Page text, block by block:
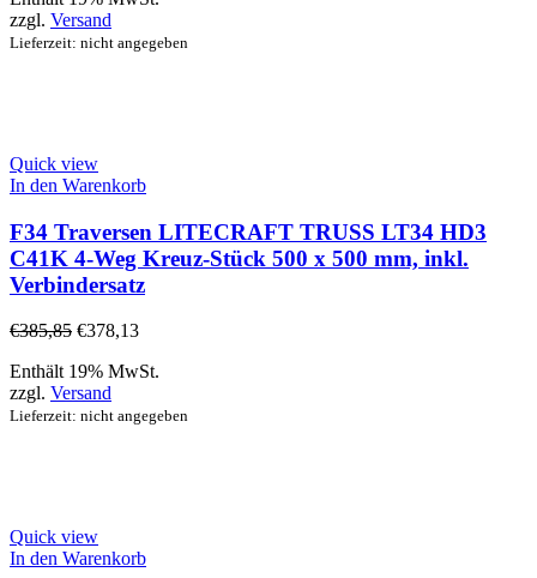
zzgl. Versand
Lieferzeit: nicht angegeben
Quick view
In den Warenkorb
F34 Traversen LITECRAFT TRUSS LT34 HD3
C41K 4-Weg Kreuz-Stück 500 x 500 mm, inkl.
Verbindersatz
€385,85 €378,13
Enthält 19% MwSt.
zzgl. Versand
Lieferzeit: nicht angegeben
Quick view
In den Warenkorb